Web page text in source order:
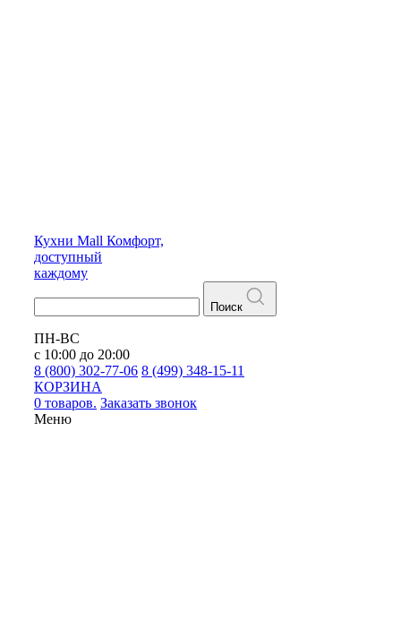
Кухни Mall Комфорт,
доступный
каждому
Поиск
ПН-ВС
с 10:00 до 20:00
8 (800) 302-77-06 8 (499) 348-15-11
КОРЗИНА
0 товаров. Заказать звонок
Меню